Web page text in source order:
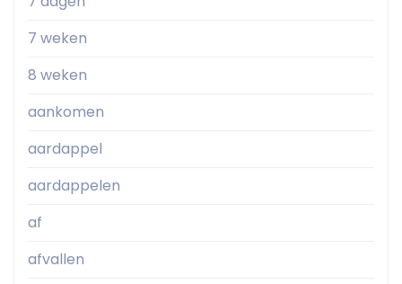
7 weken
8 weken
aankomen
aardappel
aardappelen
af
afvallen